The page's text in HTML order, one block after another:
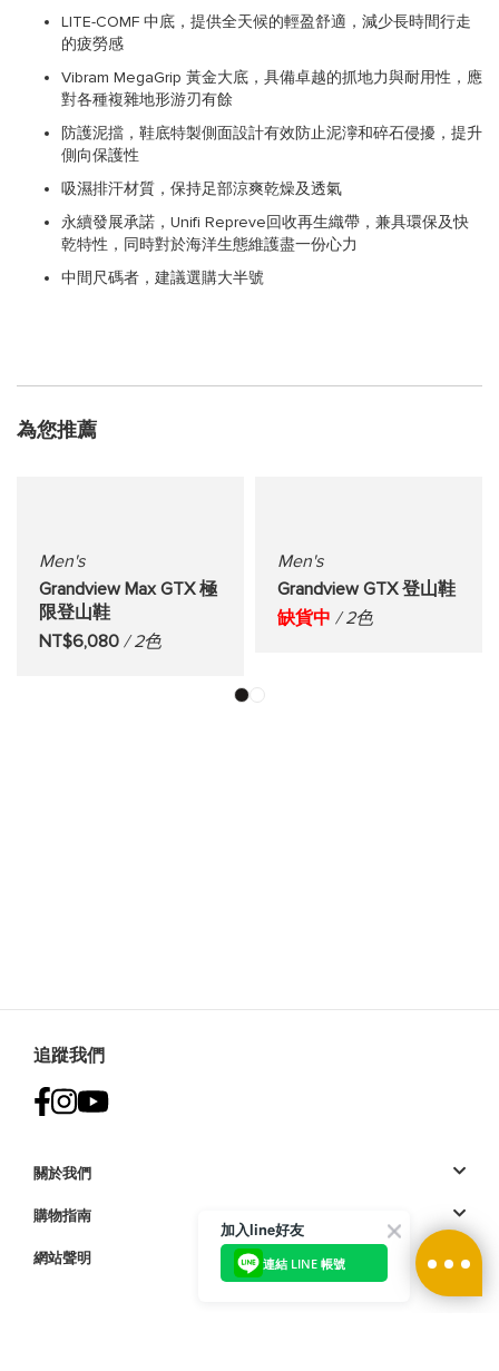
LITE-COMF 中底，提供全天候的輕盈舒適，減少長時間行走
的疲勞感
Vibram MegaGrip 黃金大底，具備卓越的抓地力與耐用性，應
對各種複雜地形游刃有餘
防護泥擋，鞋底特製側面設計有效防止泥濘和碎石侵擾，提升
側向保護性
吸濕排汗材質，保持足部涼爽乾燥及透氣
永續發展承諾，Unifi Repreve回收再生織帶，兼具環保及快
乾特性，同時對於海洋生態維護盡一份心力
中間尺碼者，建議選購大半號
為您推薦
Men's
Grandview Max GTX 極
限登山鞋
NT$6,080 / 2色
Men's
Grandview GTX 登山鞋
缺貨中 / 2色
追蹤我們
關於我們
購物指南
網站聲明
加入line好友
連結 LINE 帳號